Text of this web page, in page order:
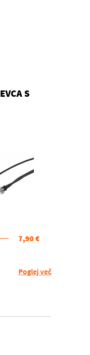
S
7,90 €
Poglej več